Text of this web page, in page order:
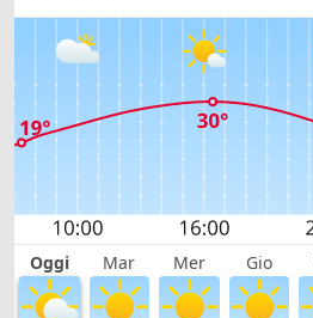
Oggi Mar Mer Gio